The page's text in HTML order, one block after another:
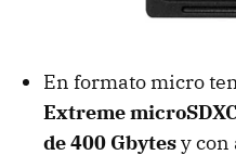
En formato micro
Extreme
de 400 Gbytesy con